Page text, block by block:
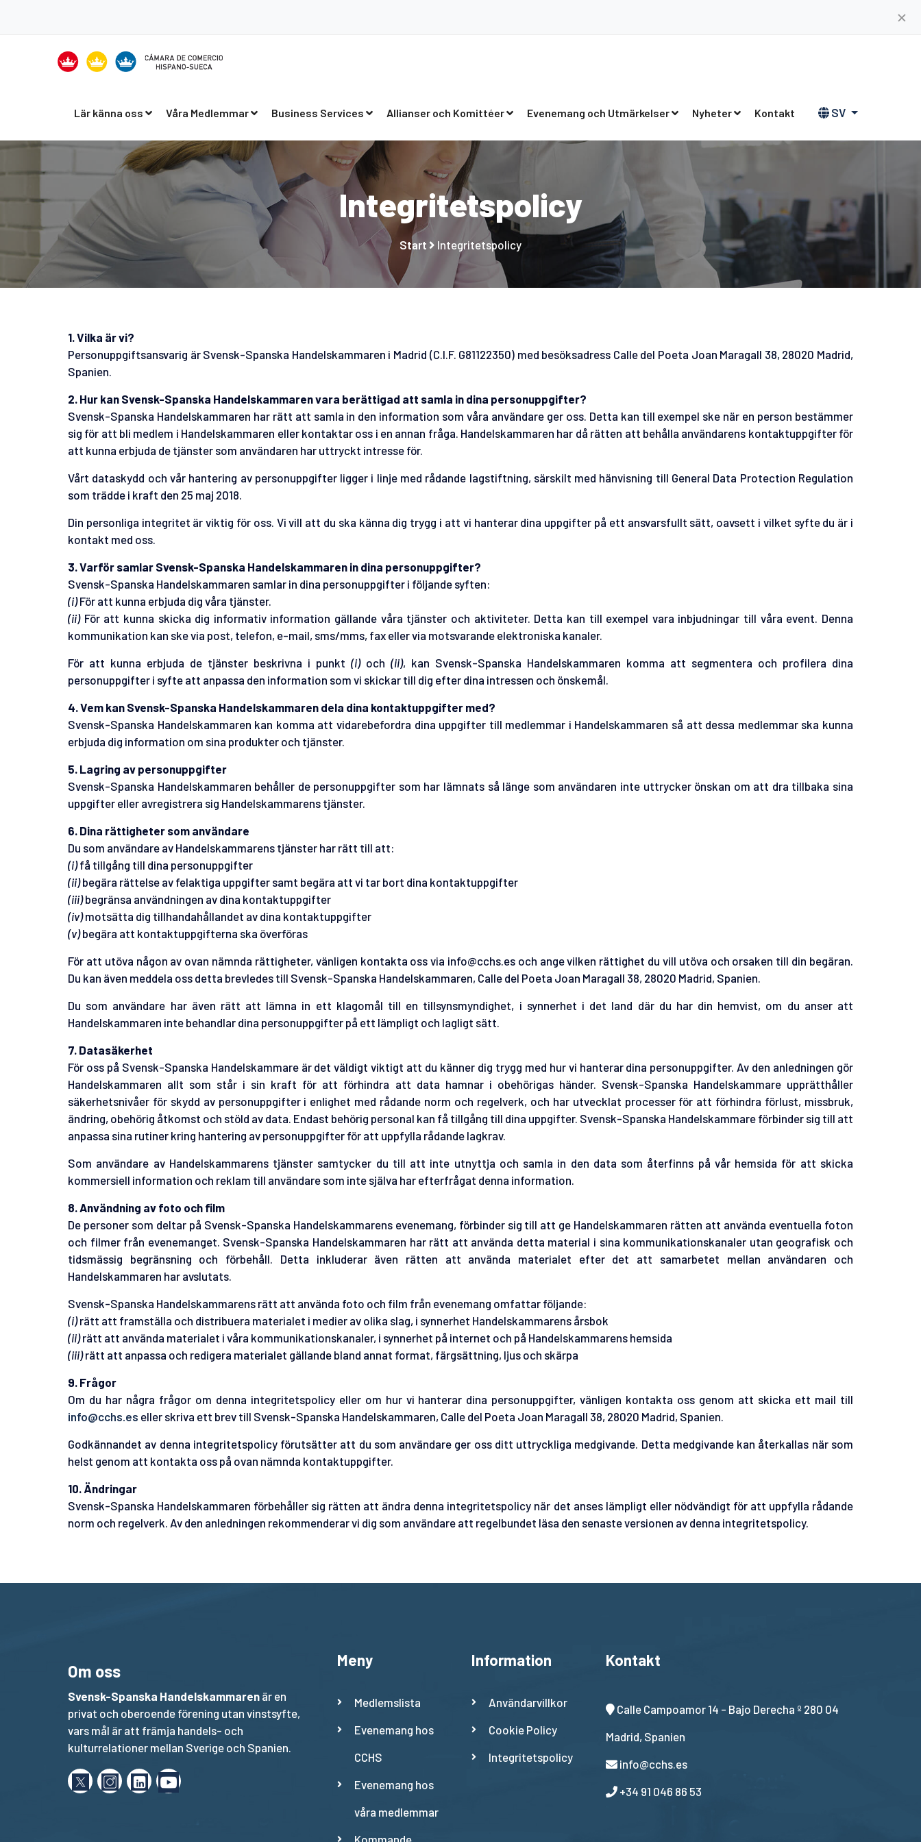
✕
Lär känna oss Våra Medlemmar Business Services Allianser och Komittéer Evenemang och Utmärkelser Nyheter Kontakt SV
Integritetspolicy
Start Integritetspolicy
1. Vilka är vi?
Personuppgiftsansvarig är Svensk-Spanska Handelskammaren i Madrid (C.I.F. G81122350) med besöksadress Calle del Poeta Joan Maragall 38, 28020 Madrid,
Spanien.
2. Hur kan Svensk-Spanska Handelskammaren vara berättigad att samla in dina personuppgifter?
Svensk-Spanska Handelskammaren har rätt att samla in den information som våra användare ger oss. Detta kan till exempel ske när en person bestämmer
sig för att bli medlem i Handelskammaren eller kontaktar oss i en annan fråga. Handelskammaren har då rätten att behålla användarens kontaktuppgifter för
att kunna erbjuda de tjänster som användaren har uttryckt intresse för.
Vårt dataskydd och vår hantering av personuppgifter ligger i linje med rådande lagstiftning, särskilt med hänvisning till General Data Protection Regulation
som trädde i kraft den 25 maj 2018.
Din personliga integritet är viktig för oss. Vi vill att du ska känna dig trygg i att vi hanterar dina uppgifter på ett ansvarsfullt sätt, oavsett i vilket syfte du är i
kontakt med oss.
3. Varför samlar Svensk-Spanska Handelskammaren in dina personuppgifter?
Svensk-Spanska Handelskammaren samlar in dina personuppgifter i följande syften:
(i)För att kunna erbjuda dig våra tjänster.
(ii)För att kunna skicka dig informativ information gällande våra tjänster och aktiviteter. Detta kan till exempel vara inbjudningar till våra event. Denna
kommunikation kan ske via post, telefon, e-mail, sms/mms, fax eller via motsvarande elektroniska kanaler.
För att kunna erbjuda de tjänster beskrivna i punkt (i)och (ii), kan Svensk-Spanska Handelskammaren komma att segmentera och profilera dina
personuppgifter i syfte att anpassa den information som vi skickar till dig efter dina intressen och önskemål.
4. Vem kan Svensk-Spanska Handelskammaren dela dina kontaktuppgifter med?
Svensk-Spanska Handelskammaren kan komma att vidarebefordra dina uppgifter till medlemmar i Handelskammaren så att dessa medlemmar ska kunna
erbjuda dig information om sina produkter och tjänster.
5. Lagring av personuppgifter
Svensk-Spanska Handelskammaren behåller de personuppgifter som har lämnats så länge som användaren inte uttrycker önskan om att dra tillbaka sina
uppgifter eller avregistrera sig Handelskammarens tjänster.
6. Dina rättigheter som användare
Du som användare av Handelskammarens tjänster har rätt till att:
(i)få tillgång till dina personuppgifter
(ii)begära rättelse av felaktiga uppgifter samt begära att vi tar bort dina kontaktuppgifter
(iii)begränsa användningen av dina kontaktuppgifter
(iv)motsätta dig tillhandahållandet av dina kontaktuppgifter
(v)begära att kontaktuppgifterna ska överföras
För att utöva någon av ovan nämnda rättigheter, vänligen kontakta oss via info@cchs.es och ange vilken rättighet du vill utöva och orsaken till din begäran.
Du kan även meddela oss detta brevledes till Svensk-Spanska Handelskammaren, Calle del Poeta Joan Maragall 38, 28020 Madrid, Spanien.
Du som användare har även rätt att lämna in ett klagomål till en tillsynsmyndighet, i synnerhet i det land där du har din hemvist, om du anser att
Handelskammaren inte behandlar dina personuppgifter på ett lämpligt och lagligt sätt.
7. Datasäkerhet
För oss på Svensk-Spanska Handelskammare är det väldigt viktigt att du känner dig trygg med hur vi hanterar dina personuppgifter. Av den anledningen gör
Handelskammaren allt som står i sin kraft för att förhindra att data hamnar i obehörigas händer. Svensk-Spanska Handelskammare upprätthåller
säkerhetsnivåer för skydd av personuppgifter i enlighet med rådande norm och regelverk, och har utvecklat processer för att förhindra förlust, missbruk,
ändring, obehörig åtkomst och stöld av data. Endast behörig personal kan få tillgång till dina uppgifter. Svensk-Spanska Handelskammare förbinder sig till att
anpassa sina rutiner kring hantering av personuppgifter för att uppfylla rådande lagkrav.
Som användare av Handelskammarens tjänster samtycker du till att inte utnyttja och samla in den data som återfinns på vår hemsida för att skicka
kommersiell information och reklam till användare som inte själva har efterfrågat denna information.
8. Användning av foto och film
De personer som deltar på Svensk-Spanska Handelskammarens evenemang, förbinder sig till att ge Handelskammaren rätten att använda eventuella foton
och filmer från evenemanget. Svensk-Spanska Handelskammaren har rätt att använda detta material i sina kommunikationskanaler utan geografisk och
tidsmässig begränsning och förbehåll. Detta inkluderar även rätten att använda materialet efter det att samarbetet mellan användaren och
Handelskammaren har avslutats.
Svensk-Spanska Handelskammarens rätt att använda foto och film från evenemang omfattar följande:
(i)rätt att framställa och distribuera materialet i medier av olika slag, i synnerhet Handelskammarens årsbok
(ii)rätt att använda materialet i våra kommunikationskanaler, i synnerhet på internet och på Handelskammarens hemsida
(iii)rätt att anpassa och redigera materialet gällande bland annat format, färgsättning, ljus och skärpa
9. Frågor
Om du har några frågor om denna integritetspolicy eller om hur vi hanterar dina personuppgifter, vänligen kontakta oss genom att skicka ett mail till
info@cchs.es eller skriva ett brev till Svensk-Spanska Handelskammaren, Calle del Poeta Joan Maragall 38, 28020 Madrid, Spanien.
Godkännandet av denna integritetspolicy förutsätter att du som användare ger oss ditt uttryckliga medgivande. Detta medgivande kan återkallas när som
helst genom att kontakta oss på ovan nämnda kontaktuppgifter.
10. Ändringar
Svensk-Spanska Handelskammaren förbehåller sig rätten att ändra denna integritetspolicy när det anses lämpligt eller nödvändigt för att uppfylla rådande
norm och regelverk. Av den anledningen rekommenderar vi dig som användare att regelbundet läsa den senaste versionen av denna integritetspolicy.
Om oss
Svensk-Spanska Handelskammaren är en
privat och oberoende förening utan vinstsyfte,
vars mål är att främja handels- och
kulturrelationer mellan Sverige och Spanien.
Meny
Medlemslista
Evenemang hos
CCHS
Evenemang hos
våra medlemmar
Kommande
Information
Användarvillkor
Cookie Policy
Integritetspolicy
Kontakt
Calle Campoamor 14 - Bajo Derecha º 280 04
Madrid, Spanien
info@cchs.es
+34 91 046 86 53